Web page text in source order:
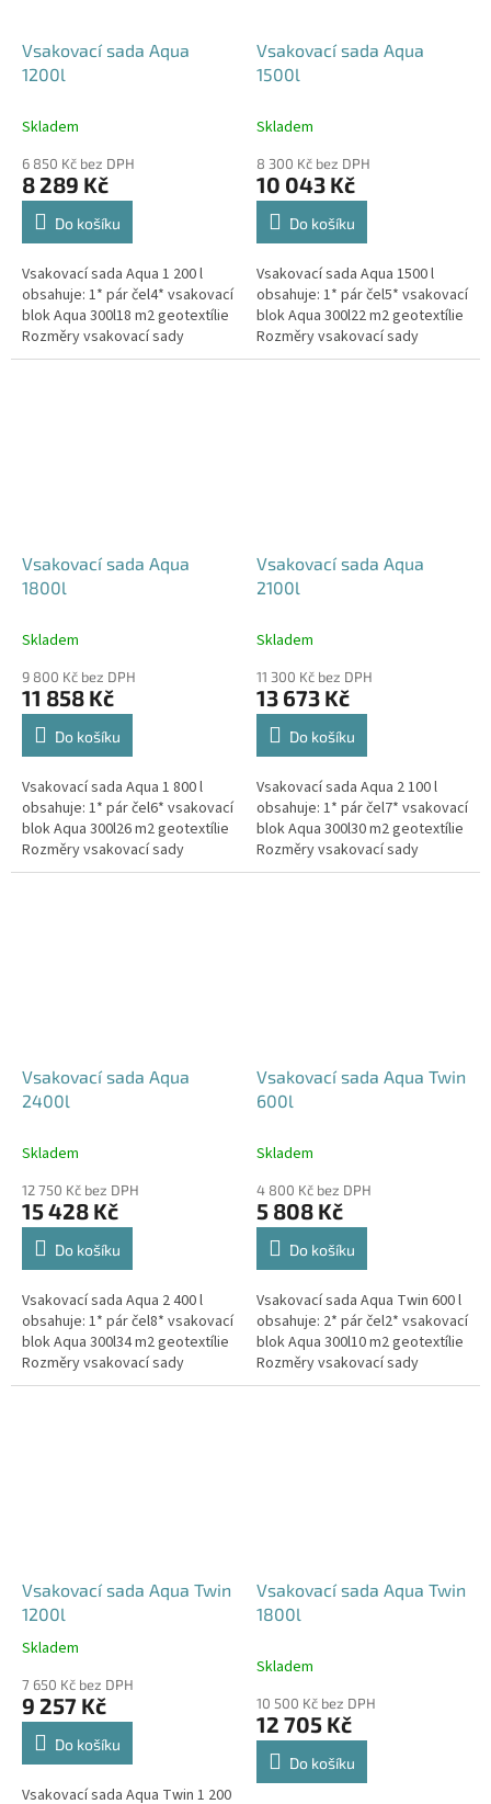
Vsakovací sada Aqua
1200l
Skladem
6 850 Kč bez DPH
8 289 Kč
Do košíku
Vsakovací sada Aqua 1 200 l
obsahuje: 1* pár čel4* vsakovací
blok Aqua 300l18 m2 geotextílie
Rozměry vsakovací sady
480x80x52 cm Nosnost bloků až
Vsakovací sada Aqua
1500l
Skladem
8 300 Kč bez DPH
10 043 Kč
Do košíku
Vsakovací sada Aqua 1500 l
obsahuje: 1* pár čel5* vsakovací
blok Aqua 300l22 m2 geotextílie
Rozměry vsakovací sady
600x80x52 cm Nosnost bloků až
Vsakovací sada Aqua
1800l
Skladem
9 800 Kč bez DPH
11 858 Kč
Do košíku
Vsakovací sada Aqua 1 800 l
obsahuje: 1* pár čel6* vsakovací
blok Aqua 300l26 m2 geotextílie
Rozměry vsakovací sady
720x80x52 cm Nosnost bloků až
Vsakovací sada Aqua
2100l
Skladem
11 300 Kč bez DPH
13 673 Kč
Do košíku
Vsakovací sada Aqua 2 100 l
obsahuje: 1* pár čel7* vsakovací
blok Aqua 300l30 m2 geotextílie
Rozměry vsakovací sady
840x80x52 cm Nosnost bloků až
Vsakovací sada Aqua
2400l
Skladem
12 750 Kč bez DPH
15 428 Kč
Do košíku
Vsakovací sada Aqua 2 400 l
obsahuje: 1* pár čel8* vsakovací
blok Aqua 300l34 m2 geotextílie
Rozměry vsakovací sady
960x80x52 cm Nosnost bloků až
Vsakovací sada Aqua Twin
600l
Skladem
4 800 Kč bez DPH
5 808 Kč
Do košíku
Vsakovací sada Aqua Twin 600 l
obsahuje: 2* pár čel2* vsakovací
blok Aqua 300l10 m2 geotextílie
Rozměry vsakovací sady
120x80x104 cm Nosnost bloků
Vsakovací sada Aqua Twin
1200l
Průměrné
produktu
je
5,0
hvězdiček.
Skladem
7 650 Kč bez DPH
9 257 Kč
Do košíku
Vsakovací sada Aqua Twin 1 200
Vsakovací sada Aqua Twin
1800l
Skladem
10 500 Kč bez DPH
12 705 Kč
Do košíku